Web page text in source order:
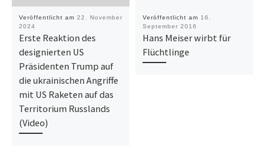
Veröffentlicht am 22. November
2024
Erste Reaktion des
designierten US
Präsidenten Trump auf
die ukrainischen Angriffe
mit US Raketen auf das
Territorium Russlands
(Video)
Veröffentlicht am 16.
September 2016
Hans Meiser wirbt für
Flüchtlinge